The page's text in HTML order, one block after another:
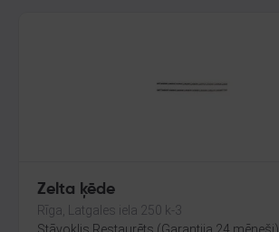
Zelta ķēde
Rīga, Latgales iela 250 k-3